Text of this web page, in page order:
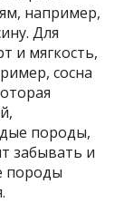
например,
Для
и мягкость,
сосна
породы,
забывать и
породы